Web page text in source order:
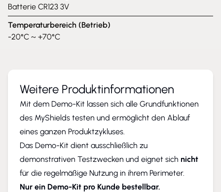
Batterie CR123 3V
Temperaturbereich (Betrieb)
-20°C ~ +70°C
Weitere Produktinformationen
Mit dem Demo-Kit lassen sich alle Grundfunktionen
des MyShields testen und ermöglicht den Ablauf
eines ganzen Produktzykluses.
Das Demo-Kit dient ausschließlich zu
demonstrativen Testzwecken und eignet sich nicht
für die regelmäßige Nutzung in ihrem Perimeter.
Nur ein Demo-Kit pro Kunde bestellbar.